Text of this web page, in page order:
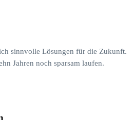
sinnvolle Lösungen für die Zukunft.
Jahren noch sparsam laufen.